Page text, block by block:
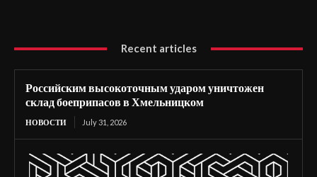
Recent articles
Российским высокоточным ударом уничтожен
склад боеприпасов в Хмельницком
НОВОСТИ July 31, 2026